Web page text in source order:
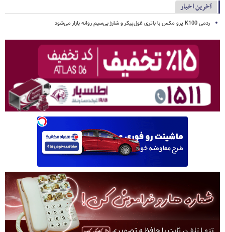
آخرین اخبار
ردمی K100 پرو مکس با باتری غول‌پیکر و شارژ بی‌سیم روانه بازار می‌شود